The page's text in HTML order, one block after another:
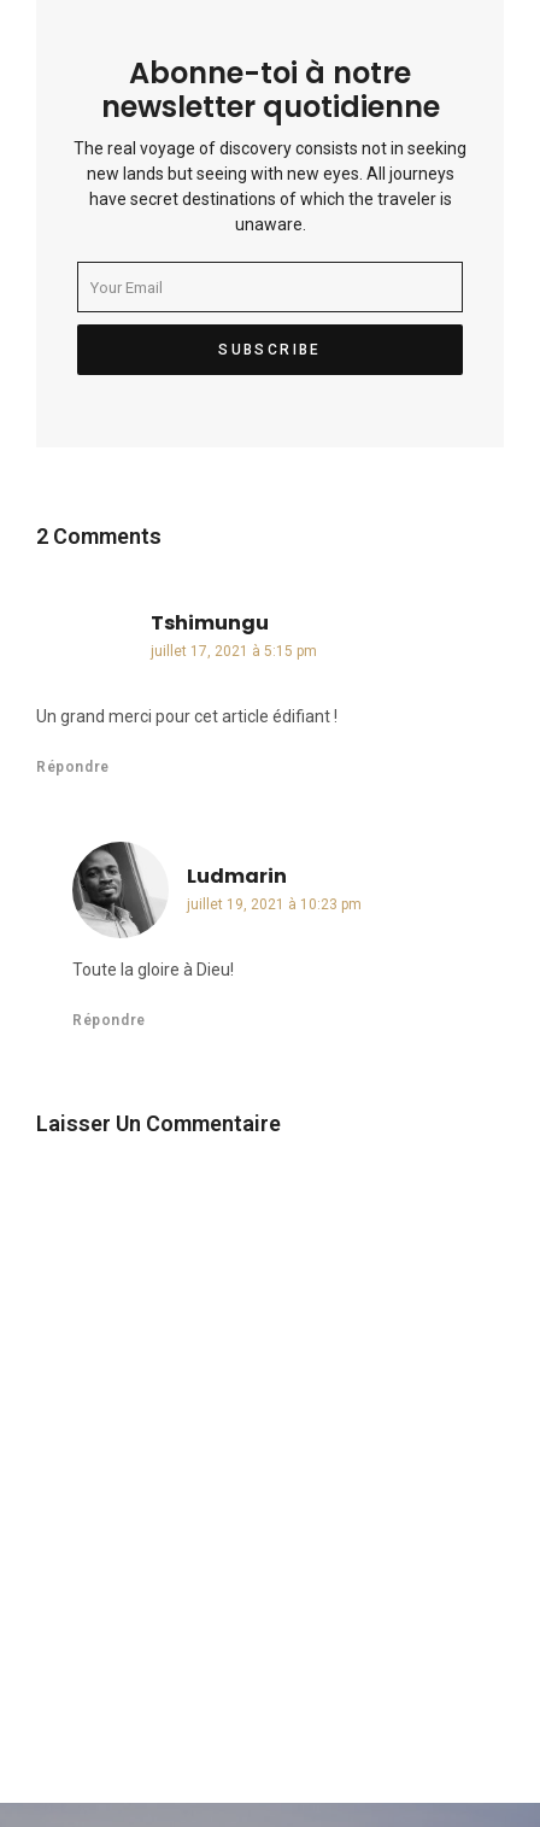
Abonne-toi à notre
newsletter quotidienne
The real voyage of discovery consists not in seeking
new lands but seeing with new eyes. All journeys
have secret destinations of which the traveler is
unaware.
2 Comments
Tshimungu
juillet 17, 2021 à 5:15 pm
Un grand merci pour cet article édifiant !
Répondre
Ludmarin
juillet 19, 2021 à 10:23 pm
Toute la gloire à Dieu!
Répondre
Laisser Un Commentaire